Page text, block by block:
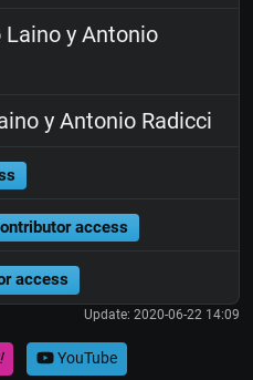
Laino y Antonio
y Antonio Radicci
access
access
Update: 2020-06-22 14:09
YouTube